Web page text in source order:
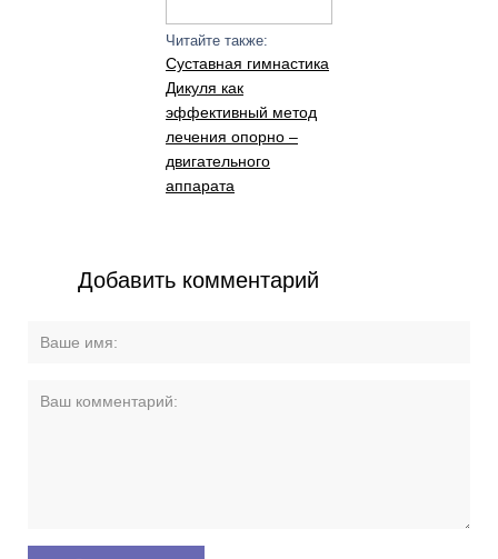
Читайте также:
Суставная гимнастика
Дикуля как
эффективный метод
лечения опорно –
двигательного
аппарата
Добавить комментарий